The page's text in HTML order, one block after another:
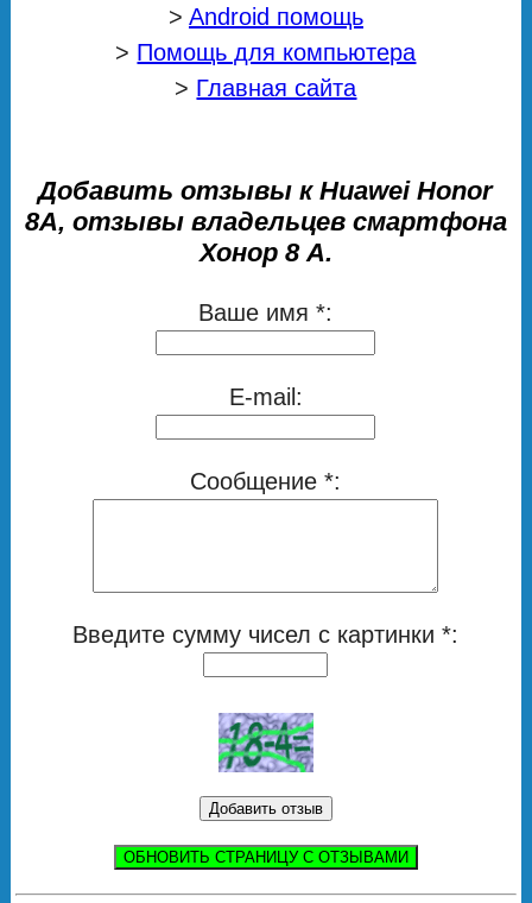
> Android помощь
> Помощь для компьютера
> Главная сайта
Добавить отзывы к Huawei Honor
8A, отзывы владельцев смартфона
Хонор 8 А.
Ваше имя *:
E-mail:
Сообщение *:
Введите сумму чисел с картинки *:
ОБНОВИТЬ СТРАНИЦУ С ОТЗЫВАМИ